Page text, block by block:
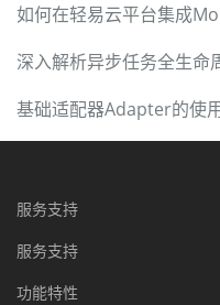
如何在轻易云平台集成
深入解析异步任务全生命
基础适配器Adapter的使
服务支持
服务支持
功能特性